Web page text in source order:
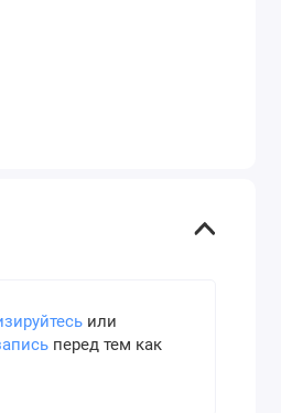
или
перед тем как